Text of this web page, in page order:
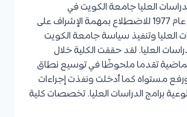
العليا جامعة الكويت في
أغسطس من عام 1977 للاضطلاع بمهمة الإشراف على
العليا وتنفيذ سياسة جامعة الكويت
العليا. لقد حققت الكلية خلال
الماضية تقدما ملحوظًا في توسيع نطاق
ورفع مستواه كما أدخلت ونفذت إجراءات
برامج الدراسات العليا. تخصصات كلية